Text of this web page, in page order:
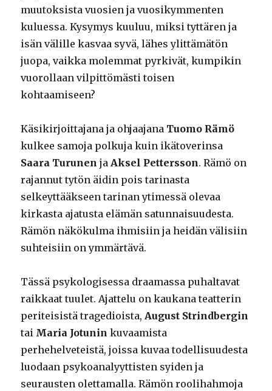
muutoksista vuosien ja vuosikymmenten
kuluessa. Kysymys kuuluu, miksi tyttären ja
isän välille kasvaa syvä, lähes ylittämätön
juopa, vaikka molemmat pyrkivät, kumpikin
vuorollaan vilpittömästi toisen
kohtaamiseen?
Käsikirjoittajana ja ohjaajana Tuomo Rämö
kulkee samoja polkuja kuin ikätoverinsa
Saara Turunen jaAksel Pettersson. Rämö on
rajannut tytön äidin pois tarinasta
selkeyttääkseen tarinan ytimessä olevaa
kirkasta ajatusta elämän satunnaisuudesta.
Rämön näkökulma ihmisiin ja heidän välisiin
suhteisiin on ymmärtävä.
Tässä psykologisessa draamassa puhaltavat
raikkaat tuulet. Ajattelu on kaukana teatterin
periteisistä tragedioista,August Strindbergin
tai Maria Jotunin kuvaamista
perhehelveteistä, joissa kuvaa todellisuudesta
luodaan psykoanalyyttisten syiden ja
seurausten olettamalla. Rämön roolihahmoja